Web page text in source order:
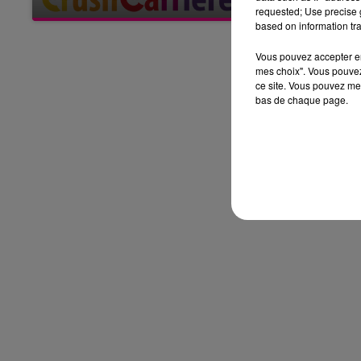
Notre cabinet digital, il n’est
Vendredi
requested; Use precise
based on information
Vous pouvez accepter
mes choix". Vous
ce site. Vous pouvez
bas de chaque page.